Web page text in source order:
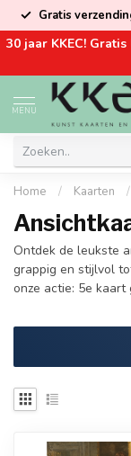
Gratis
30 jaar KKEC!
MENU
Home / Kaarten /
Ontdek de leukste
grappig en stijlvol
onze actie: 5e kaart